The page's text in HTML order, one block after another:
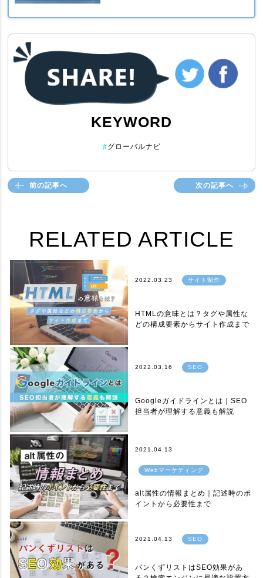
KEYWORD
#グローバルナビ
前の記事へ 次の記事へ
RELATED ARTICLE
2022.03.23 サイト制作
HTMLの意味とは？タグや属性な
どの構成要素からサイト作成まで
2022.03.16 SEO
Googleガイドラインとは｜SEO
担当者が理解する意義も解説
2021.04.13
Webマーケティング
alt属性の情報まとめ｜記述時のポ
イントから必要性まで
2021.04.13 SEO
パンくずリストはSEO効果があ